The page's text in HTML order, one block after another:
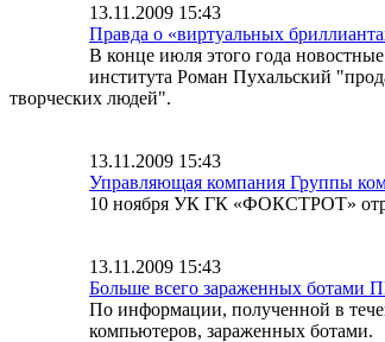
13.11.2009 15:43
Правда о «виртуальных
В конце июля этого года
института Роман Пухальский
творческих людей".
13.11.2009 15:43
Управляющая компания Группы
10 ноября УК ГК «ФОКСТРОТ»
13.11.2009 15:43
Больше всего зараженных
По информации, полученной в
компьютеров, зараженных ботами.